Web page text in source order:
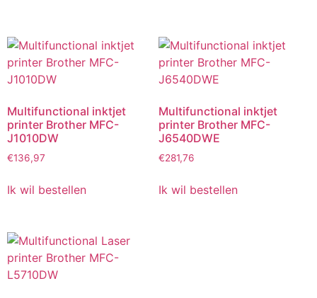
Multifunctional inktjet
printer Brother MFC-
J1010DW
€136,97
Ik wil bestellen
Multifunctional inktjet
printer Brother MFC-
J6540DWE
€281,76
Ik wil bestellen